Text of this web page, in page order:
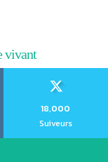
vivant
18,000
Suiveurs